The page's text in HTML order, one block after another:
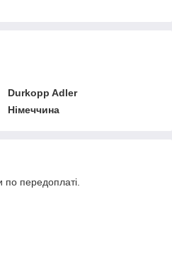
Durkopp Adler
Німеччина
по передоплаті.